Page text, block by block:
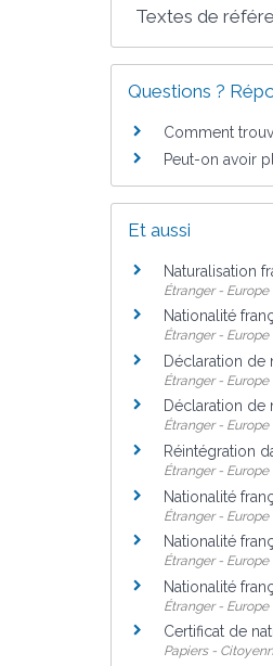
Textes de
Questions ?
Comment
Peut-on avoir
Et aussi
Naturalisation
Étranger - Europe
Nationalité
Étranger - Europe
Déclaration de
Étranger - Europe
Déclaration de
Étranger - Europe
Réintégration
Étranger - Europe
Nationalité
Étranger - Europe
Nationalité
Étranger - Europe
Nationalité
Étranger - Europe
Certificat de
Papiers -